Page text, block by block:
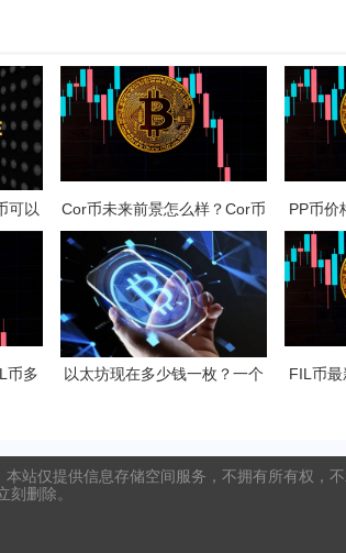
可以
Cor币未来前景怎么样？Cor币
多少钱一枚？
PP币价
币多
以太坊现在多少钱一枚？一个
FIL币
站仅提供信息存储空间服务，不拥有所有权
删除。